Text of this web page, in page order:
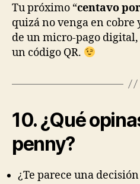
Tu próximo “centavo
quizá no venga en
de un micro-pago
un código QR.
10. ¿Qué
penny?
¿Te parece una